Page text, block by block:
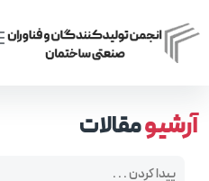
آرشیومقالات